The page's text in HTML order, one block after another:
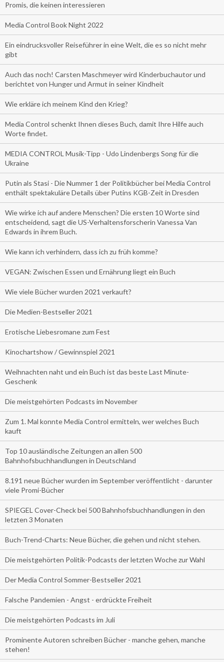
Promis, die keinen interessieren
Media Control Book Night 2022
Ein eindrucksvoller Reiseführer in eine Welt, die es so nicht mehr
gibt
Auch das noch! Carsten Maschmeyer wird Kinderbuchautor und
berichtet von Hunger und Armut in seiner Kindheit
Wie erkläre ich meinem Kind den Krieg?
Media Control schenkt Ihnen dieses Buch, damit Ihre Hilfe auch
Worte findet.
MEDIA CONTROL Musik-Tipp - Udo Lindenbergs Song für die
Ukraine
Putin als Stasi - Die Nummer 1 der Politikbücher bei Media Control
enthält spektakuläre Details über Putins KGB-Zeit in Dresden
Wie wirke ich auf andere Menschen? Die ersten 10 Worte sind
entscheidend, sagt die US-Verhaltensforscherin Vanessa Van
Edwards in ihrem Buch.
Wie kann ich verhindern, dass ich zu früh komme?
VEGAN: Zwischen Essen und Ernährung liegt ein Buch
Wie viele Bücher wurden 2021 verkauft?
Die Medien-Bestseller 2021
Erotische Liebesromane zum Fest
Kinochartshow / Gewinnspiel 2021
Weihnachten naht und ein Buch ist das beste Last Minute-
Geschenk
Die meistgehörten Podcasts im November
Zum 1. Mal konnte Media Control ermitteln, wer welches Buch
kauft
Top 10 ausländische Zeitungen an allen 500
Bahnhofsbuchhandlungen in Deutschland
8.191 neue Bücher wurden im September veröffentlicht - darunter
viele Promi-Bücher
SPIEGEL Cover-Check bei 500 Bahnhofsbuchhandlungen in den
letzten 3 Monaten
Buch-Trend-Charts: Neue Bücher, die gehen und nicht stehen.
Die meistgehörten Politik-Podcasts der letzten Woche zur Wahl
Der Media Control Sommer-Bestseller 2021
Falsche Pandemien - Angst - erdrückte Freiheit
Die meistgehörten Podcasts im Juli
Prominente Autoren schreiben Bücher - manche gehen, manche
stehen!